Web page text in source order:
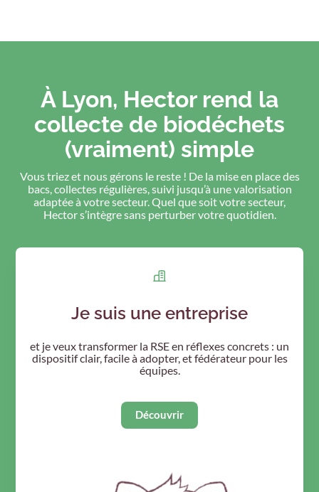
À Lyon, Hector rend la
collecte de biodéchets
(vraiment) simple
Vous triez et nous gérons le reste ! De la mise en place des
bacs, collectes régulières, suivi jusqu’à une valorisation
adaptée à votre secteur. Quel que soit votre secteur,
Hector s’intègre sans perturber votre quotidien.
Je suis une entreprise
et je veux transformer la RSE en réflexes concrets : un
dispositif clair, facile à adopter, et fédérateur pour les
équipes.
Découvrir